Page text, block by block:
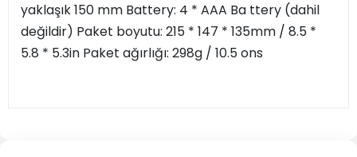
yaklaşık 150 mm Battery: 4 * AAA Ba ttery (dahil
değildir) Paket boyutu: 215 * 147 * 135mm / 8.5 *
5.8 * 5.3in Paket ağırlığı: 298g / 10.5 ons